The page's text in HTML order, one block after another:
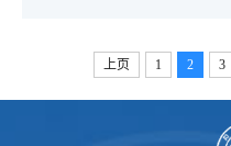
往瑞金探寻红军长征的
深刻领悟苏区精神，自
事业的建设与发展凝心
上页 1 2 3